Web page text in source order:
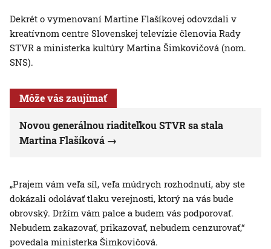
Dekrét o vymenovaní Martine Flašíkovej odovzdali v
kreatívnom centre Slovenskej televízie členovia Rady
STVR a ministerka kultúry Martina Šimkovičová (nom.
SNS).
Môže vás zaujímať
Novou generálnou riaditeľkou STVR sa stala
Martina Flašíková
„Prajem vám veľa síl, veľa múdrych rozhodnutí, aby ste
dokázali odolávať tlaku verejnosti, ktorý na vás bude
obrovský. Držím vám palce a budem vás podporovať.
Nebudem zakazovať, prikazovať, nebudem cenzurovať,“
povedala ministerka Šimkovičová.